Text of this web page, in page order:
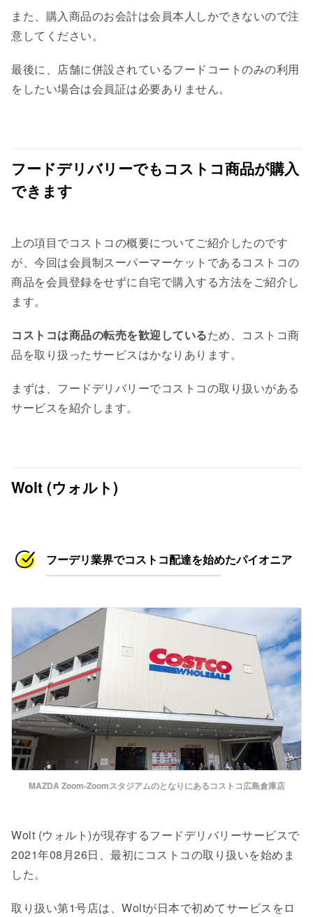
また、購入商品のお会計は会員本人しかできないので注
意してください。
最後に、店舗に併設されているフードコートのみの利用
をしたい場合は会員証は必要ありません。
フードデリバリーでもコストコ商品が購入
できます
上の項目でコストコの概要についてご紹介したのです
が、今回は会員制スーパーマーケットであるコストコの
商品を会員登録をせずに自宅で購入する方法をご紹介し
ます。
コストコは商品の転売を歓迎しているため、コストコ商
品を取り扱ったサービスはかなりあります。
まずは、フードデリバリーでコストコの取り扱いがある
サービスを紹介します。
Wolt (ウォルト)
フーデリ業界でコストコ配達を始めたパイオニア
MAZDA Zoom-Zoomスタジアムのとなりにあるコストコ広島倉庫店
Wolt (ウォルト)が現存するフードデリバリーサービスで
2021年08月26日、最初にコストコの取り扱いを始めま
した。
取り扱い第1号店は、Woltが日本で初めてサービスをロ